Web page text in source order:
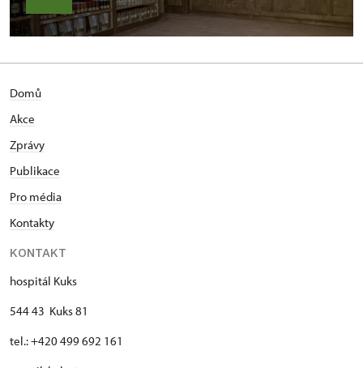
Domů
Akce
Zprávy
Publikace
Pro média
Kontakty
KONTAKT
hospitál Kuks
544 43 Kuks 81
tel.: +420 499 692 161